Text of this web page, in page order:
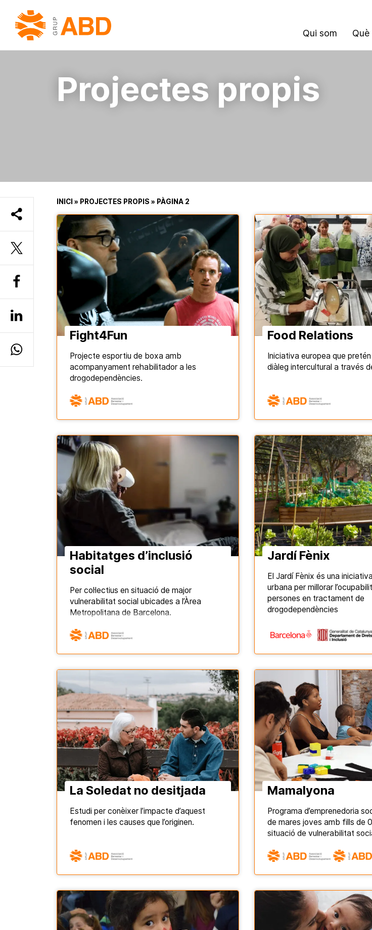
Qui som
Projectes propis
INICI » PROJECTES PROPIS » PÀGINA 2
Fight4Fun
Projecte esportiu de boxa amb
acompanyament rehabilitador a les
drogodependències.
Food Relations
Iniciativa europea que
diàleg intercultural a través
Habitatges d’inclusió
social
Per col·lectius en situació de major
vulnerabilitat social ubicades a l’Àrea
Metropolitana de Barcelona.
Jardí Fènix
El Jardí Fènix és una
urbana per millorar
persones en tractament de
drogodependències
La Soledat no desitjada
Estudi per conèixer l’impacte d’aquest
fenomen i les causes que l’originen.
Mamalyona
Programa d’emprenedoria
de mares joves amb fills de
situació de vulnerabilitat